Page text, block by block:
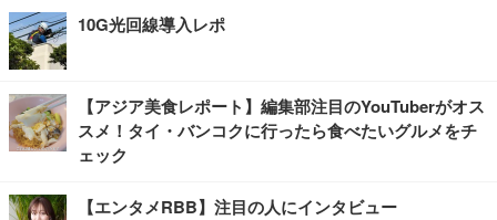
10G光回線導入レポ
【アジア美食レポート】編集部注目のYouTuberがオス
スメ！タイ・バンコクに行ったら食べたいグルメをチ
ェック
【エンタメRBB】注目の人にインタビュー